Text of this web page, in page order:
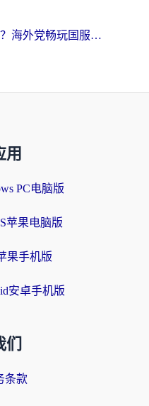
Dive用什么加速器好？海外党畅玩国服游戏的终极避坑指南
用
PC电脑版
苹果电脑版
果手机版
安卓手机版
条款